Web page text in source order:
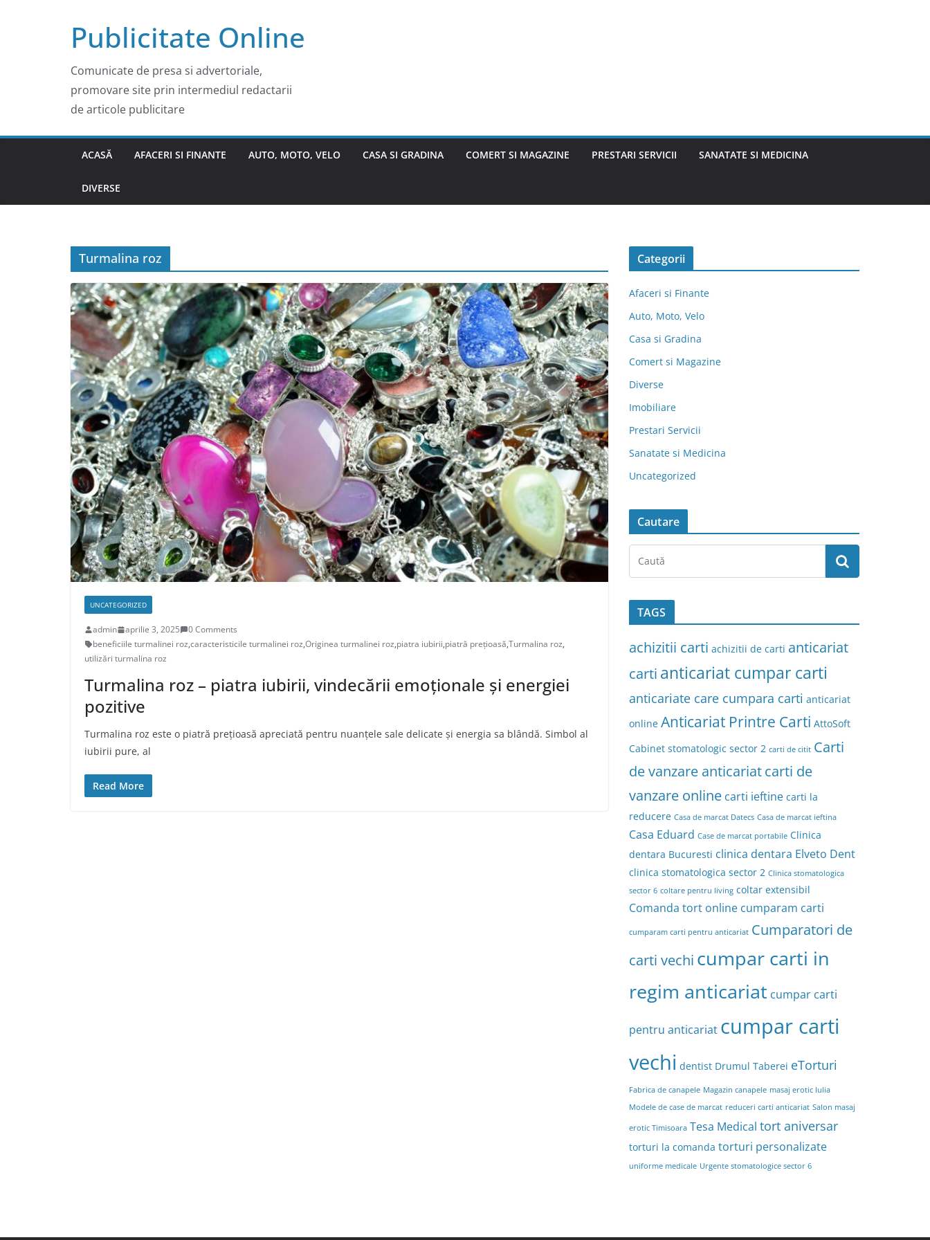
Publicitate Online
Comunicate de presa si advertoriale,
promovare site prin intermediul redactarii
de articole publicitare
ACASĂ AFACERI SI FINANTE AUTO, MOTO, VELO CASA SI GRADINA COMERT SI MAGAZINE PRESTARI SERVICII SANATATE SI MEDICINA
DIVERSE
Turmalina roz
UNCATEGORIZED
admin aprilie 3, 2025
0 Comments
beneficiile turmalinei roz,caracteristicile turmalinei roz,Originea turmalinei roz,piatra iubirii,piatră prețioasă,Turmalina roz,
utilizări turmalina roz
Turmalina roz – piatra iubirii, vindecării emoționale și energiei
pozitive
Turmalina roz este o piatră prețioasă apreciată pentru nuanțele sale delicate și energia sa blândă. Simbol al
iubirii pure, al
Read More
Categorii
Afaceri si Finante
Auto, Moto, Velo
Casa si Gradina
Comert si Magazine
Diverse
Imobiliare
Prestari Servicii
Sanatate si Medicina
Uncategorized
Cautare
TAGS
achizitii carti achizitii de carti anticariat
carti anticariat cumpar carti
anticariate care cumpara carti anticariat
online Anticariat Printre Carti AttoSoft
Cabinet stomatologic sector 2 carti de citit Carti
de vanzare anticariatcarti de
vanzare online carti ieftine carti la
reducere Casa de marcat Datecs Casa de marcat ieftina
Casa Eduard Case de marcat portabile Clinica
dentara Bucuresti clinica dentara Elveto Dent
clinica stomatologica sector 2 Clinica stomatologica
sector 6 coltare pentru living coltar extensibil
Comanda tort online cumparam carti
cumparam carti pentru anticariat Cumparatori de
carti vechi cumpar carti in
regim anticariat cumpar carti
pentru anticariat cumpar carti
vechi dentist Drumul Taberei eTorturi
Fabrica de canapele Magazin canapele masaj erotic Iulia
Modele de case de marcat reduceri carti anticariat Salon masaj
erotic Timisoara Tesa Medical tort aniversar
torturi la comanda torturi personalizate
uniforme medicale Urgente stomatologice sector 6